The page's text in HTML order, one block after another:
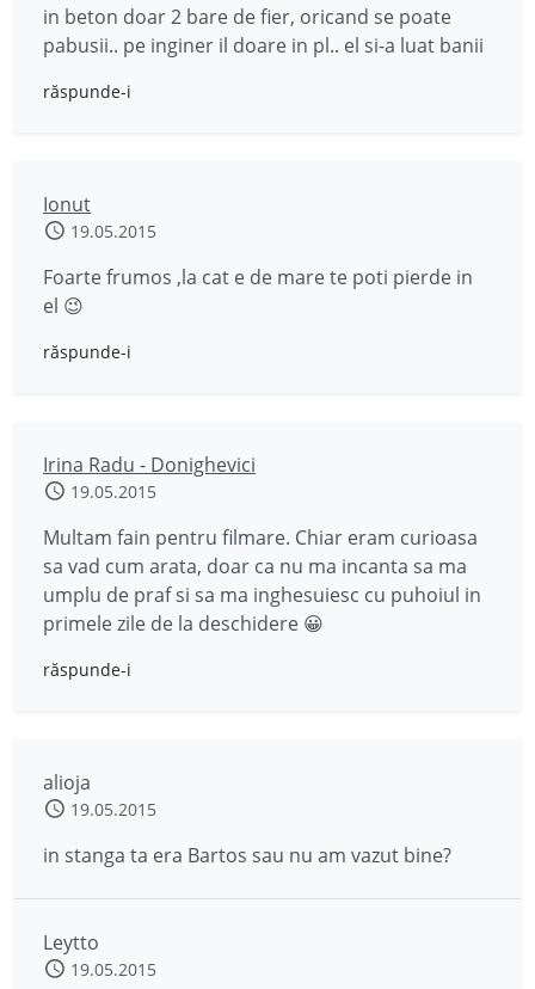
in beton doar 2 bare de fier, oricand se poate
pabusii.. pe inginer il doare in pl.. el si-a luat banii
răspunde-i
Ionut
19.05.2015
Foarte frumos ,la cat e de mare te poti pierde in
el 😉
răspunde-i
Irina Radu - Donighevici
19.05.2015
Multam fain pentru filmare. Chiar eram curioasa
sa vad cum arata, doar ca nu ma incanta sa ma
umplu de praf si sa ma inghesuiesc cu puhoiul in
primele zile de la deschidere 😀
răspunde-i
alioja
19.05.2015
in stanga ta era Bartos sau nu am vazut bine?
Leytto
19.05.2015